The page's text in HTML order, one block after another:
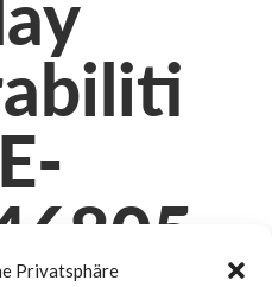
Privatsphäre